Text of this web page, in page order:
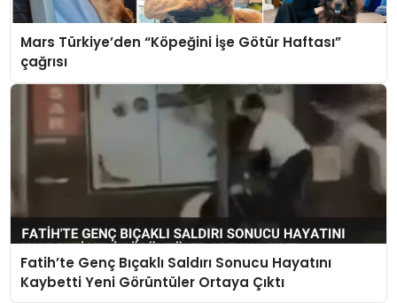
Mars Türkiye’den “Köpeğini İşe Götür Haftası”
çağrısı
Fatih’te Genç Bıçaklı Saldırı Sonucu Hayatını
Kaybetti Yeni Görüntüler Ortaya Çıktı